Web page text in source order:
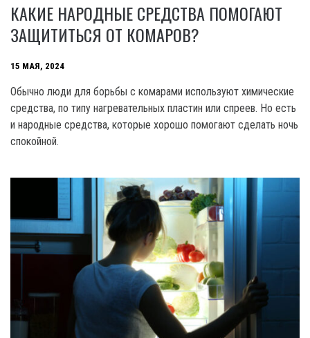
КАКИЕ НАРОДНЫЕ СРЕДСТВА ПОМОГАЮТ
ЗАЩИТИТЬСЯ ОТ КОМАРОВ?
15 МАЯ, 2024
Обычно люди для борьбы с комарами используют химические
средства, по типу нагревательных пластин или спреев. Но есть
и народные средства, которые хорошо помогают сделать ночь
спокойной.